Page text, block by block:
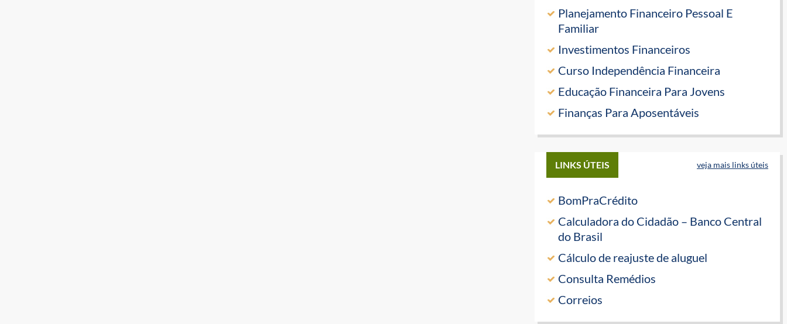
Planejamento Financeiro Pessoal E
Familiar
Investimentos Financeiros
Curso Independência Financeira
Educação Financeira Para Jovens
Finanças Para Aposentáveis
LINKS ÚTEIS veja mais links úteis
BomPraCrédito
Calculadora do Cidadão – Banco Central
do Brasil
Cálculo de reajuste de aluguel
Consulta Remédios
Correios